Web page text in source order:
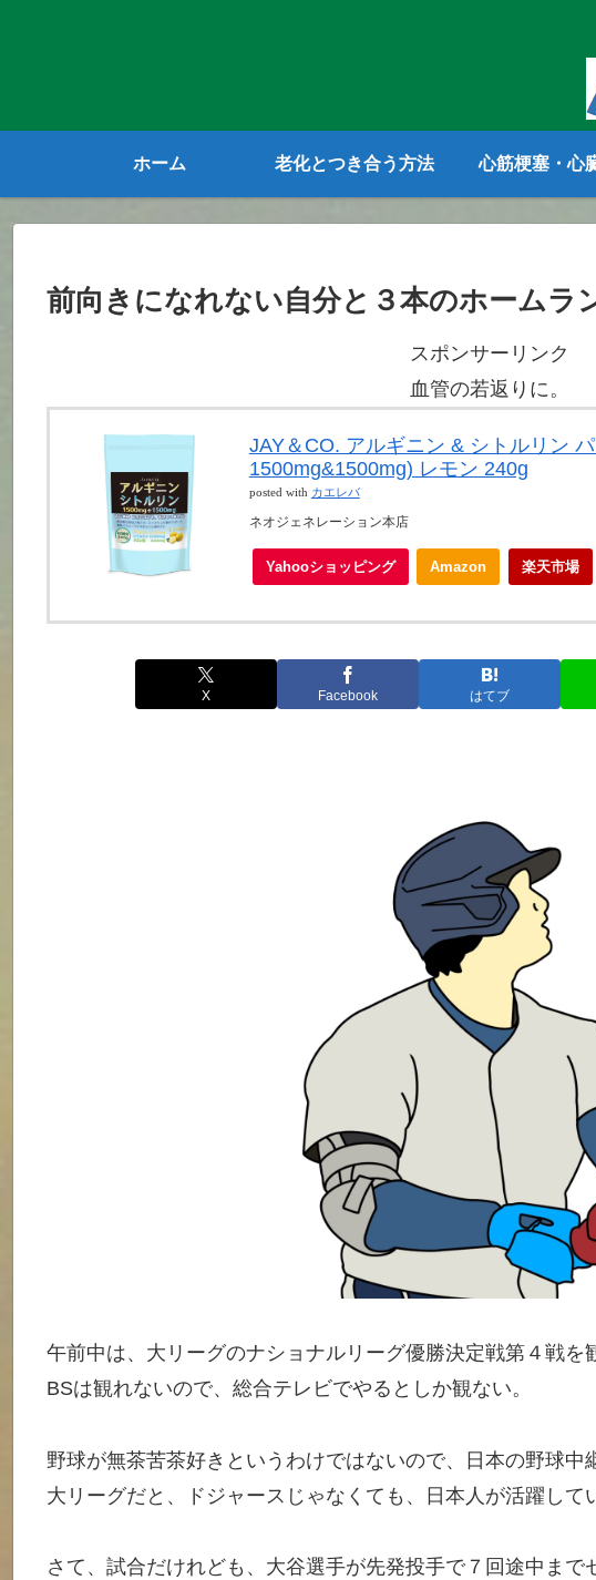
ホーム 老化とつき合う方法 心筋梗塞・心
前向きになれない自分と３本のホームラ
スポンサーリンク
血管の若返りに。
JAY＆CO. アルギニン & シトルリン
1500mg&1500mg) レモン 240g
posted with カエレバ
ネオジェネレーション本店
Yahooショッピング Amazon 楽天市場
X Facebook はてブ
午前中は、大リーグのナショナルリーグ優勝決定戦第４戦を
BSは観れないので、総合テレビでやるとしか観ない。
野球が無茶苦茶好きというわけではないので、日本の野球中
大リーグだと、ドジャースじゃなくても、日本人が活躍して
さて、試合だけれども、大谷選手が先発投手で７回途中まで